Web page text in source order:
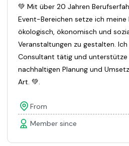
💚 Mit über 20 Jahren
Event-Bereichen setze ich
ökologisch, ökonomisch und
Veranstaltungen zu gestalten.
Consultant tätig und unterstütze
nachhaltigen Planung und
Art. 💚.
From
Member since